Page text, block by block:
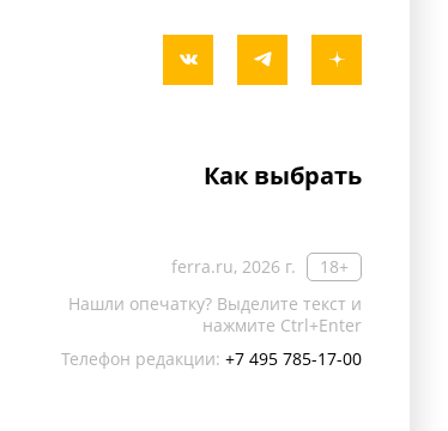
Как выбрать
ferra.ru, 2026 г.
18+
Нашли опечатку? Выделите текст и
нажмите Ctrl+Enter
Телефон редакции: +7 495 785-17-00